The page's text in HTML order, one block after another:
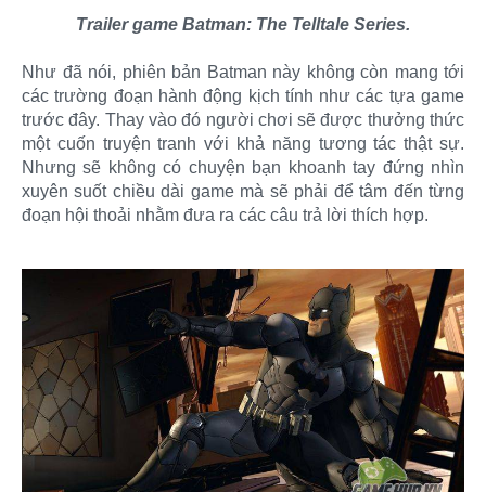
Trailer game Batman: The Telltale Series.
Như đã nói, phiên bản Batman này không còn mang tới
các trường đoạn hành động kịch tính như các tựa game
trước đây. Thay vào đó người chơi sẽ được thưởng thức
một cuốn truyện tranh với khả năng tương tác thật sự.
Nhưng sẽ không có chuyện bạn khoanh tay đứng nhìn
xuyên suốt chiều dài game mà sẽ phải để tâm đến từng
đoạn hội thoải nhằm đưa ra các câu trả lời thích hợp.